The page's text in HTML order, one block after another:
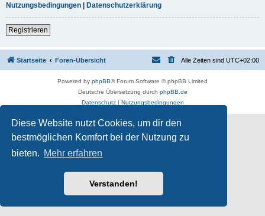
Diese Website nutzt Cookies, um dir den
bestmöglichen Komfort bei der Nutzung zu
bieten. Mehr erfahren
Verstanden!
Nutzungsbedingungen | Datenschutzerklärung
Registrieren
Startseite Foren-Übersicht Alle Zeiten sind UTC+02:00
Powered by phpBB® Forum Software © phpBB Limited
Deutsche Übersetzung durch phpBB.de
Datenschutz| Nutzungsbedingungen